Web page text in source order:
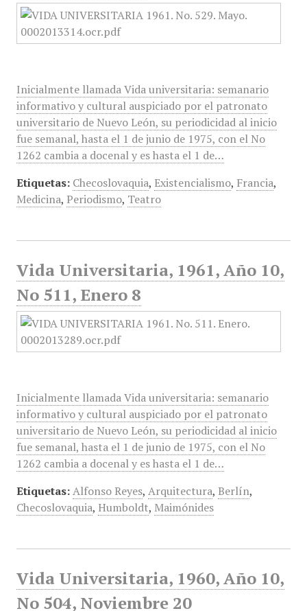
Inicialmente llamada Vida universitaria: semanario
informativo y cultural auspiciado por el patronato
universitario de Nuevo León, su periodicidad al inicio
fue semanal, hasta el 1 de junio de 1975, con el No
1262 cambia a docenal y es hasta el 1 de…
Etiquetas: Checoslovaquia, Existencialismo, Francia,
Medicina, Periodismo, Teatro
Vida Universitaria, 1961, Año 10,
No 511, Enero 8
Inicialmente llamada Vida universitaria: semanario
informativo y cultural auspiciado por el patronato
universitario de Nuevo León, su periodicidad al inicio
fue semanal, hasta el 1 de junio de 1975, con el No
1262 cambia a docenal y es hasta el 1 de…
Etiquetas: Alfonso Reyes, Arquitectura, Berlín,
Checoslovaquia, Humboldt, Maimónides
Vida Universitaria, 1960, Año 10,
No 504, Noviembre 20